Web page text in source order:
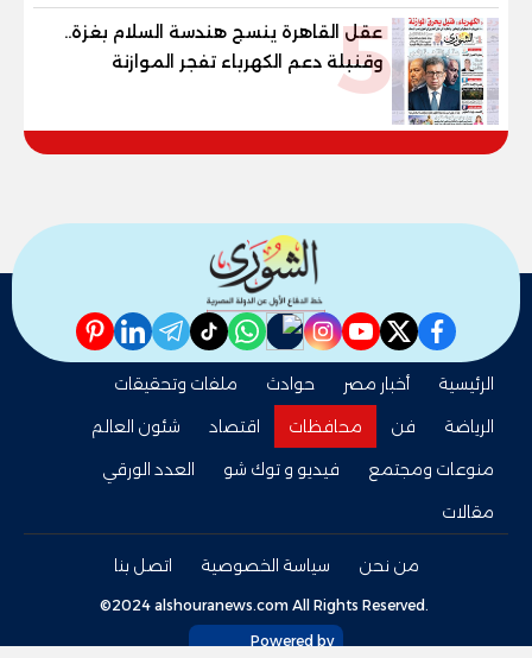
5
عقل القاهرة ينسج هندسة السلام بغزة..
وقنبلة دعم الكهرباء تفجر الموازنة
facebook
twitter
youtube
instagram
nabd
whatsapp
tiktok
telegram
linkedin
pinterest
الرئيسية أخبار مصر حوادث
ملفات وتحقيقات
الرياضة
فن محافظات اقتصاد
شئون العالم
منوعات ومجتمع
فيديو و توك شو
العدد الورقي
مقالات
من نحن سياسة الخصوصية اتصل بنا
©2024 alshouranews.com All Rights Reserved.
Powered by